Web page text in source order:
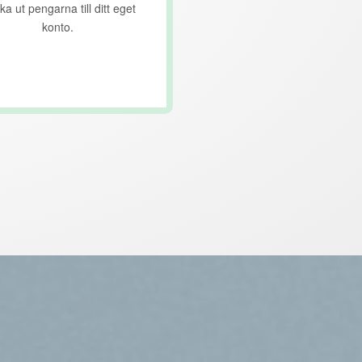
ut pengarna till ditt eget
konto.